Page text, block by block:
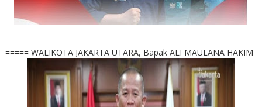
===== WALIKOTA JAKARTA UTARA, Bapak ALI MAULANA HAKIM